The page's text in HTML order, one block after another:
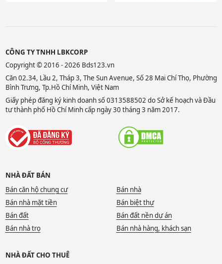
CÔNG TY TNHH LBKCORP
Copyright © 2016 - 2026 Bds123.vn
Căn 02.34, Lầu 2, Tháp 3, The Sun Avenue, Số 28 Mai Chí Thọ, Phường
Bình Trưng, Tp.Hồ Chí Minh, Việt Nam
Giấy phép đăng ký kinh doanh số 0313588502 do Sở kế hoạch và Đầu
tư thành phố Hồ Chí Minh cấp ngày 30 tháng 3 năm 2017.
NHÀ ĐẤT BÁN
Bán căn hộ chung cư
Bán nhà
Bán nhà mặt tiền
Bán biệt thự
Bán đất
Bán đất nền dự án
Bán nhà trọ
Bán nhà hàng, khách sạn
NHÀ ĐẤT CHO THUÊ